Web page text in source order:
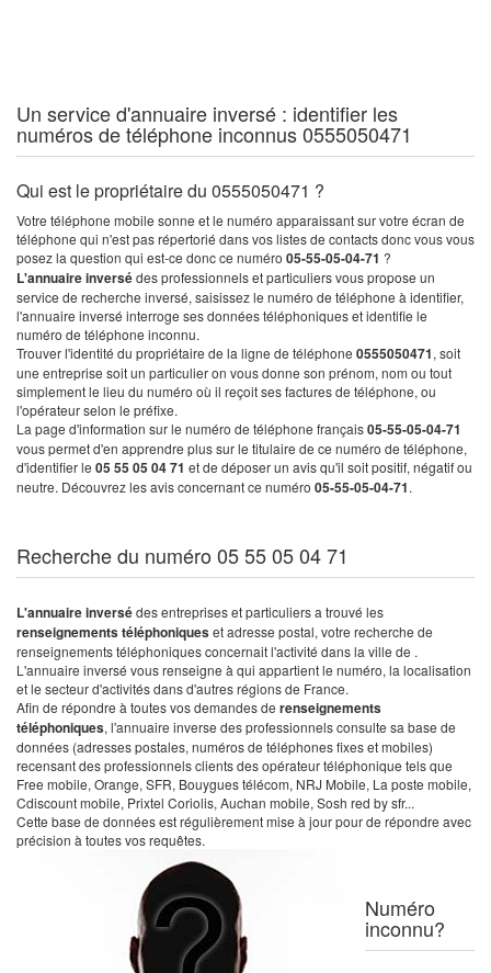
Un service d'annuaire inversé : identifier les
numéros de téléphone inconnus 0555050471
Qui est le propriétaire du 0555050471 ?
Votre téléphone mobile sonne et le numéro apparaissant sur votre écran de
téléphone qui n'est pas répertorié dans vos listes de contacts donc vous vous
posez la question qui est-ce donc ce numéro 05-55-05-04-71 ?
L'annuaire inversédes professionnels et particuliers vous propose un
service de recherche inversé, saisissez le numéro de téléphone à identifier,
l'annuaire inversé interroge ses données téléphoniques et identifie le
numéro de téléphone inconnu.
Trouver l'identité du propriétaire de la ligne de téléphone 0555050471, soit
une entreprise soit un particulier on vous donne son prénom, nom ou tout
simplement le lieu du numéro où il reçoit ses factures de téléphone, ou
l'opérateur selon le préfixe.
La page d'information sur le numéro de téléphone français05-55-05-04-71
vous permet d'en apprendre plus sur le titulaire de ce numéro de téléphone,
d'identifier le 05 55 05 04 71 et de déposer un avis qu'il soit positif, négatif ou
neutre. Découvrez les avis concernant ce numéro 05-55-05-04-71.
Recherche du numéro 05 55 05 04 71
L'annuaire inversédes entreprises et particuliers a trouvé les
renseignements téléphoniqueset adresse postal, votre recherche de
renseignements téléphoniques concernait l'activité dans la ville de .
L'annuaire inversé vous renseigne à qui appartient le numéro, la localisation
et le secteur d'activités dans d'autres régions de France.
Afin de répondre à toutes vos demandes de renseignements
téléphoniques, l'annuaire inverse des professionnels consulte sa base de
données (adresses postales, numéros de téléphones fixes et mobiles)
recensant des professionnels clients des opérateur téléphonique tels que
Free mobile, Orange, SFR, Bouygues télécom, NRJ Mobile, La poste mobile,
Cdiscount mobile, Prixtel Coriolis, Auchan mobile, Sosh red by sfr...
Cette base de données est régulièrement mise à jour pour de répondre avec
précision à toutes vos requêtes.
Numéro
inconnu?